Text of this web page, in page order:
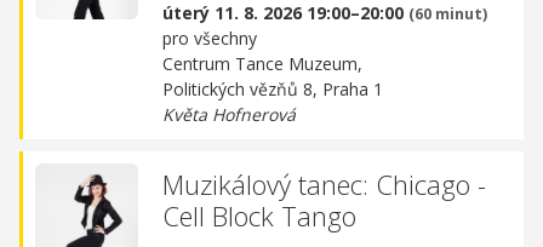
úterý 11. 8. 2026 19:00–20:00 (60 minut)
pro všechny
Centrum Tance Muzeum,
Politických vězňů 8, Praha 1
Květa Hofnerová
Muzikálový tanec: Chicago -
Cell Block Tango